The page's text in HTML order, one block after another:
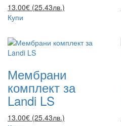
13.00€ (25.43лв.)
Купи
Мембрани
комплект за
Landi LS
13.00€ (25.43лв.)